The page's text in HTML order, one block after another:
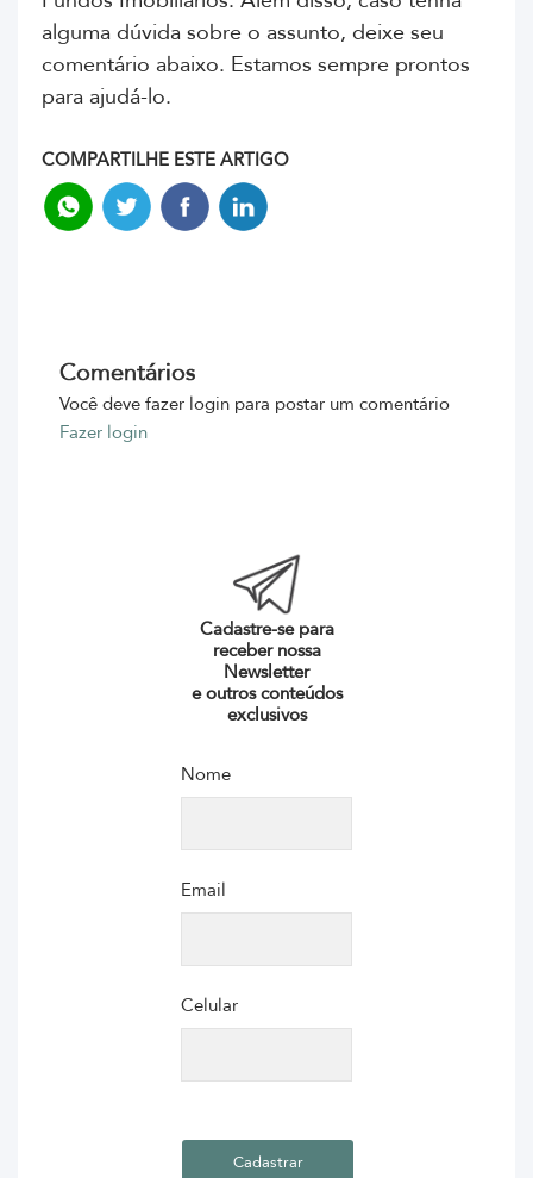
alguma dúvida sobre o assunto, deixe seu
comentário abaixo. Estamos sempre prontos
para ajudá-lo.
COMPARTILHE ESTE ARTIGO
Comentários
Você deve fazer login para postar um comentário
Fazer login
Cadastre-se para
receber nossa
Newsletter
e outros conteúdos
exclusivos
Nome
Email
Celular